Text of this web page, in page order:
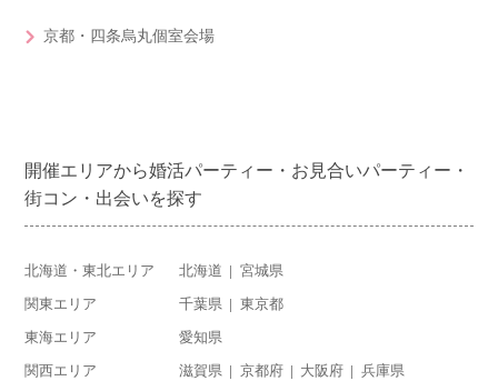
京都・四条烏丸個室会場
開催エリアから婚活パーティー・お見合いパーティー・
街コン・出会いを探す
北海道・東北エリア 北海道 宮城県
関東エリア 千葉県 東京都
東海エリア 愛知県
関西エリア 滋賀県 京都府 大阪府 兵庫県